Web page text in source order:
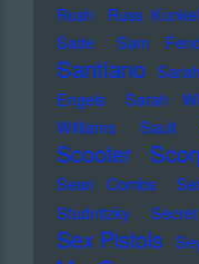
Rush
Russ Kunkel
Sade
Sam
Santiano
Engels
Sarah
Williams
Sault
Scooter
Sean Combs
Studnitzky
Sex Pistols